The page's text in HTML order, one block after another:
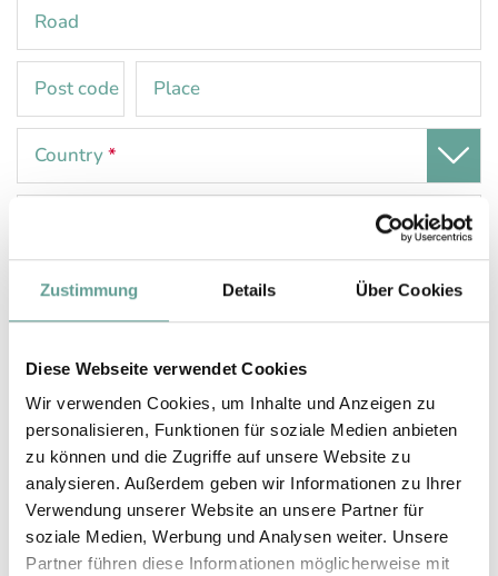
Zustimmung Details Über Cookies
Diese Webseite verwendet Cookies
Wir verwenden Cookies, um Inhalte und Anzeigen zu
personalisieren, Funktionen für soziale Medien anbieten
zu können und die Zugriffe auf unsere Website zu
analysieren. Außerdem geben wir Informationen zu Ihrer
Verwendung unserer Website an unsere Partner für
soziale Medien, Werbung und Analysen weiter. Unsere
Partner führen diese Informationen möglicherweise mit
Road
Post code Place
Country*
Interests
Family
Eco & Organic Philosophy
Garden & hotel facilities